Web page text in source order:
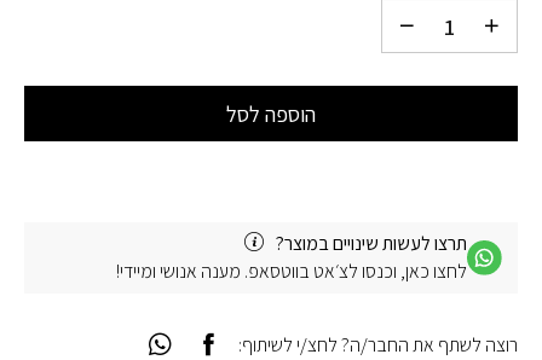
הוספה לסל
תרצו לעשות שינויים במוצר?
לחצו כאן, וכנסו לצ׳אט בווטסאפ. מענה אנושי ומיידי!
רוצה לשתף את החבר/ה? לחצ/י לשיתוף: